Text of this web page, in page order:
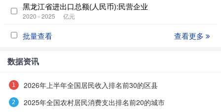
黑龙江省进出口总额(人民币):民营企业
2020 - 2025 亿元
批量查看 查看更多
数据资讯
2026年上半年全国居民收入排名前30的区县
2025年全国农村居民消费支出排名前20的城市